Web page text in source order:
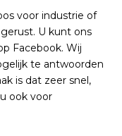
voor industrie of
U kunt ons
Facebook. Wij
te antwoorden
is dat zeer snel,
ook voor